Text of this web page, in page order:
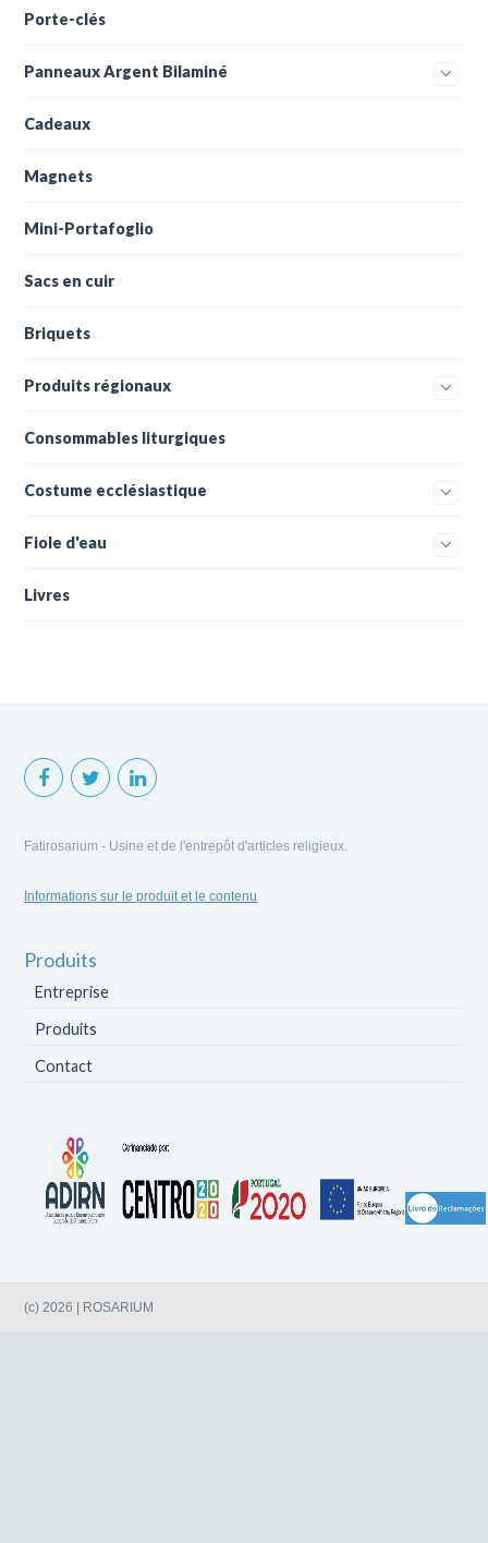
Porte-clés
Panneaux Argent Bilaminé
Cadeaux
Magnets
Mini-Portafoglio
Sacs en cuir
Briquets
Produits régionaux
Consommables liturgiques
Costume ecclésiastique
Fiole d'eau
Livres
Fatirosarium - Usine et de l'entrepôt d'articles religieux.
Informations sur le produit et le contenu
Produits
Entreprise
Produits
Contact
(c) 2026 | ROSARIUM